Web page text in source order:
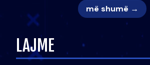
më shumë →
LAJME